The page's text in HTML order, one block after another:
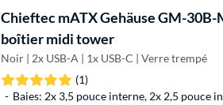
ChieftecmATX Gehäuse GM-30B-
boîtier midi tower
Noir | 2x USB-A | 1x USB-C | Verre trempé
(1)
Baies: 2x 3,5 pouce interne, 2x 2,5 pouce